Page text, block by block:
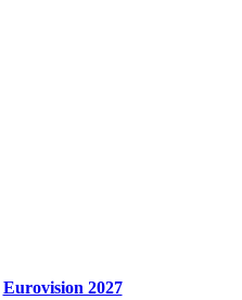
Eurovision 2027